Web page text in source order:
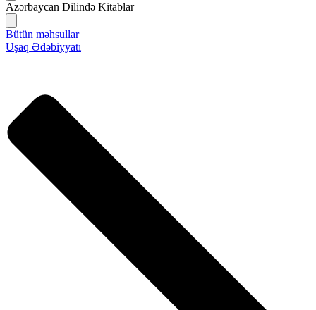
Azərbaycan Dilində Kitablar
Bütün məhsullar
Uşaq Ədəbiyyatı